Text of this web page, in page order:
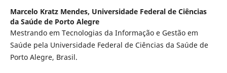
Marcelo Kratz Mendes, Universidade Federal de Ciências
da Saúde de Porto Alegre
Mestrando em Tecnologias da Informação e Gestão em
Saúde pela Universidade Federal de Ciências da Saúde de
Porto Alegre, Brasil.